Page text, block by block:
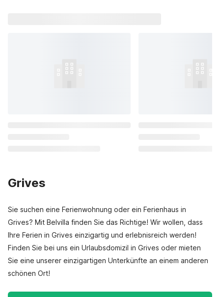
Grives
Sie suchen eine Ferienwohnung oder ein Ferienhaus in
Grives? Mit Belvilla finden Sie das Richtige! Wir wollen, dass
Ihre Ferien in Grives einzigartig und erlebnisreich werden!
Finden Sie bei uns ein Urlaubsdomizil in Grives oder mieten
Sie eine unserer einzigartigen Unterkünfte an einem anderen
schönen Ort!